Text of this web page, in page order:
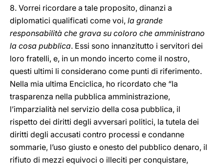
8. Vorrei ricordare a tale proposito, dinanzi a
diplomatici qualificati come voi, la grande
responsabilità che grava su coloro che amministrano
la cosa pubblica. Essi sono innanzitutto i servitori dei
loro fratelli, e, in un mondo incerto come il nostro,
questi ultimi li considerano come punti di riferimento.
Nella mia ultima Enciclica, ho ricordato che “la
trasparenza nella pubblica amministrazione,
l’imparzialità nel servizio della cosa pubblica, il
rispetto dei diritti degli avversari politici, la tutela dei
diritti degli accusati contro processi e condanne
sommarie, l’uso giusto e onesto del pubblico denaro, il
rifiuto di mezzi equivoci o illeciti per conquistare,